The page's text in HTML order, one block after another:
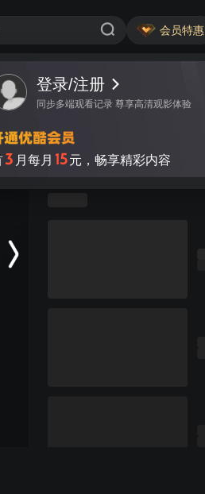
会员特惠
登录/注册
同步多端观看记录 尊享高清观影体验
3 月每月 15元，畅享精彩内容